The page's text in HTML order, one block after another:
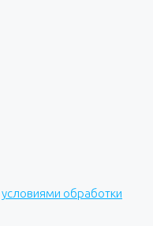
условиями обработки